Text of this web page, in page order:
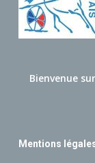
Bienvenue
Mentions